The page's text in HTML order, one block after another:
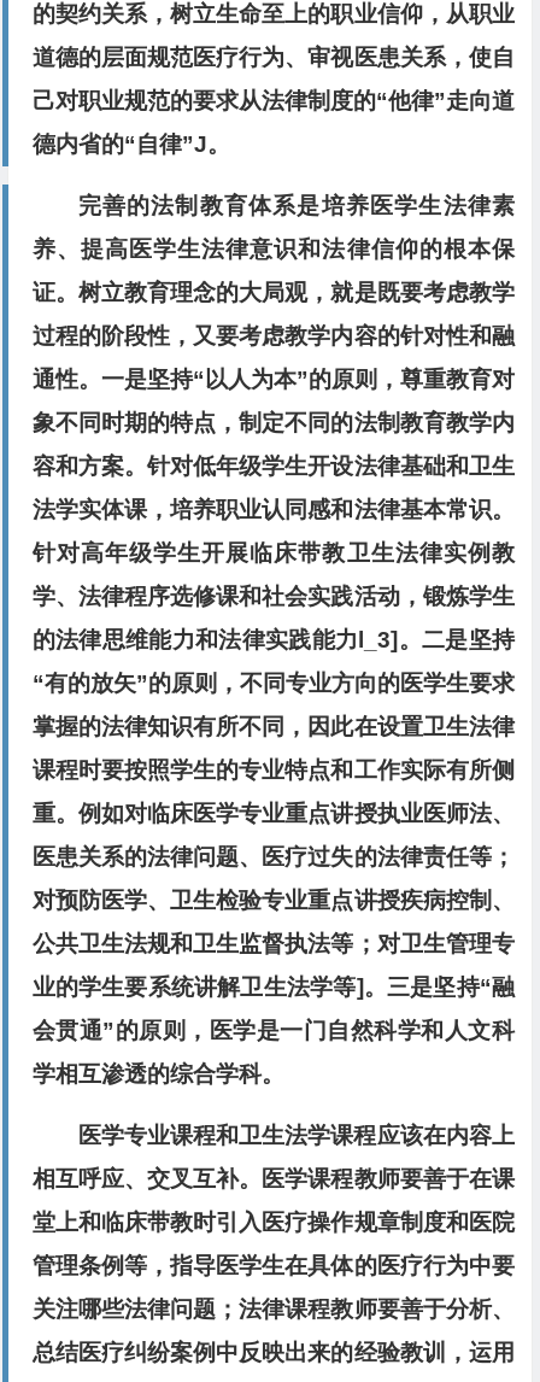
的契约关系，树立生命至上的职业信仰，从职业
道德的层面规范医疗行为、审视医患关系，使自
己对职业规范的要求从法律制度的“他律”走向道
德内省的“自律”J。
完善的法制教育体系是培养医学生法律素
养、提高医学生法律意识和法律信仰的根本保
证。树立教育理念的大局观，就是既要考虑教学
过程的阶段性，又要考虑教学内容的针对性和融
通性。一是坚持“以人为本”的原则，尊重教育对
象不同时期的特点，制定不同的法制教育教学内
容和方案。针对低年级学生开设法律基础和卫生
法学实体课，培养职业认同感和法律基本常识。
针对高年级学生开展临床带教卫生法律实例教
学、法律程序选修课和社会实践活动，锻炼学生
的法律思维能力和法律实践能力l_3]。二是坚持
“有的放矢”的原则，不同专业方向的医学生要求
掌握的法律知识有所不同，因此在设置卫生法律
课程时要按照学生的专业特点和工作实际有所侧
重。例如对临床医学专业重点讲授执业医师法、
医患关系的法律问题、医疗过失的法律责任等；
对预防医学、卫生检验专业重点讲授疾病控制、
公共卫生法规和卫生监督执法等；对卫生管理专
业的学生要系统讲解卫生法学等]。三是坚持“融
会贯通”的原则，医学是一门自然科学和人文科
学相互渗透的综合学科。
医学专业课程和卫生法学课程应该在内容上
相互呼应、交叉互补。医学课程教师要善于在课
堂上和临床带教时引入医疗操作规章制度和医院
管理条例等，指导医学生在具体的医疗行为中要
关注哪些法律问题；法律课程教师要善于分析、
总结医疗纠纷案例中反映出来的经验教训，运用